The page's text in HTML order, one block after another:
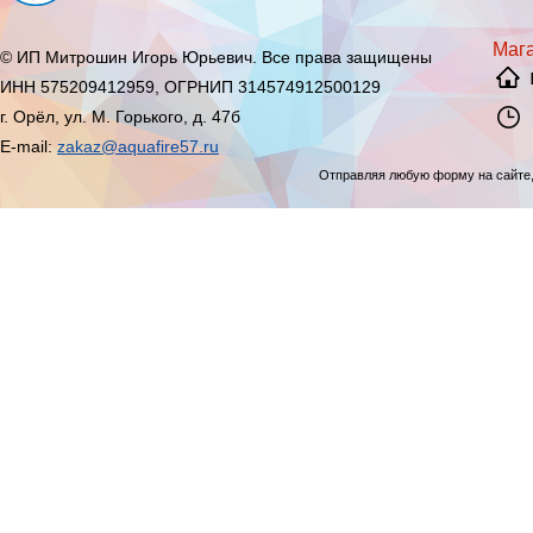
© ИП Митрошин Игорь Юрьевич. Все права защищены
ИНН 575209412959, ОГРНИП 314574912500129
г. Орёл, ул. М. Горького, д. 47б
E-mail: zakaz@aquafire57.ru
Отправляя любую форму на